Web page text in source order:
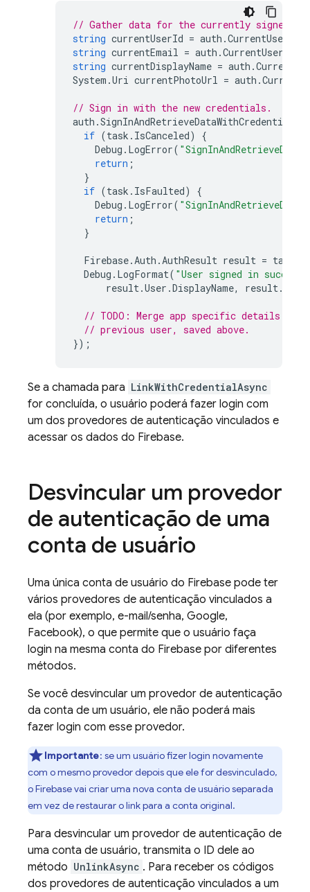
// Gather data for the currently signed in
string currentUserId = auth .CurrentUser
string currentEmail = auth .CurrentUser
string currentDisplayName = auth .
System .Uri currentPhotoUrl = auth .
// Sign in with the new credentials.
auth .
if (task . IsCanceled)
{
Debug . LogError(
return ;
}
if (task . IsFaulted)
{
Debug . LogError(
return ;
}
Firebase.Auth .AuthResult result = task
Debug . LogFormat( "User signed in
result.User .DisplayName, result.
// TODO: Merge app specific details
// previous user, saved above.
});
Se a chamada para LinkWithCredentialAsync
for concluída, o usuário poderá fazer login com
um dos provedores de autenticação vinculados e
acessar os dados do Firebase.
Desvincular um provedor
de autenticação de uma
conta de usuário
Uma única conta de usuário do Firebase pode ter
vários provedores de autenticação vinculados a
ela (por exemplo, e-mail/senha, Google,
Facebook), o que permite que o usuário faça
login na mesma conta do Firebase por diferentes
métodos.
Se você desvincular um provedor de autenticação
da conta de um usuário, ele não poderá mais
fazer login com esse provedor.
Importante: se um usuário fizer login novamente
com o mesmo provedor depois que ele for desvinculado,
o Firebase vai criar uma nova conta de usuário separada
em vez de restaurar o link para a conta original.
Para desvincular um provedor de autenticação de
uma conta de usuário, transmita o ID dele ao
método UnlinkAsync . Para receber os códigos
dos provedores de autenticação vinculados a um